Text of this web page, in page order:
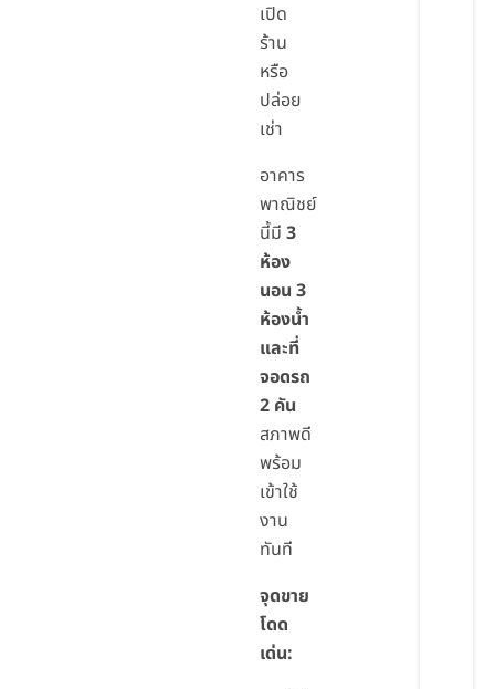
เปิด
ร้าน
หรือ
ปล่อย
เช่า
อาคาร
พาณิชย์
นี้มี 3
ห้อง
นอน 3
ห้องน้ำ
และที่
จอดรถ
2 คัน
สภาพดี
พร้อม
เข้าใช้
งาน
ทันที
จุดขาย
โดด
เด่น: